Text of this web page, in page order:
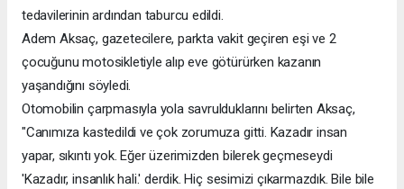
tedavilerinin ardından taburcu edildi.
Adem Aksaç, gazetecilere, parkta vakit geçiren eşi ve 2
çocuğunu motosikletiyle alıp eve götürürken kazanın
yaşandığını söyledi.
Otomobilin çarpmasıyla yola savrulduklarını belirten Aksaç,
"Canımıza kastedildi ve çok zorumuza gitti. Kazadır insan
yapar, sıkıntı yok. Eğer üzerimizden bilerek geçmeseydi
'Kazadır, insanlık hali.' derdik. Hiç sesimizi çıkarmazdık. Bile bile